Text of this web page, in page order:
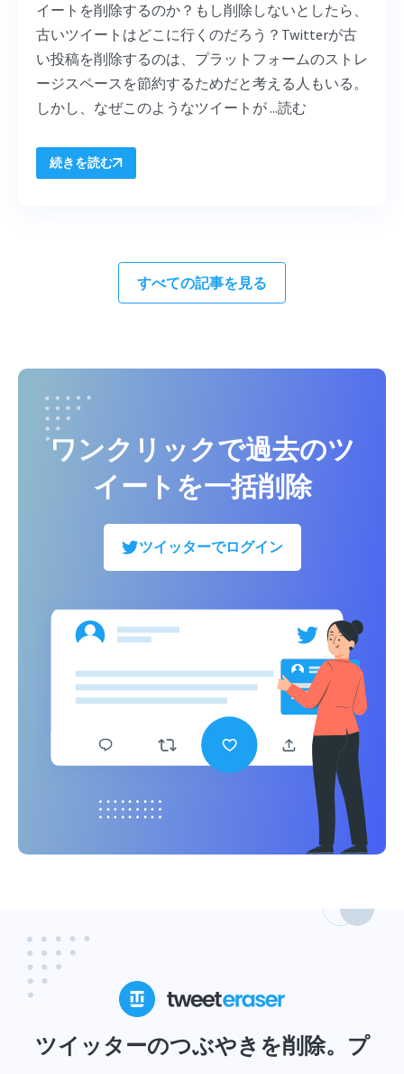
イートを削除するのか？もし削除しないとしたら、
古いツイートはどこに行くのだろう？Twitterが古
い投稿を削除するのは、プラットフォームのストレ
ージスペースを節約するためだと考える人もいる。
しかし、なぜこのようなツイートが ...読む
続きを読む
すべての記事を見る
ワンクリックで過去のツ
イートを一括削除
ツイッターでログイン
ツイッターのつぶやきを削除。プ